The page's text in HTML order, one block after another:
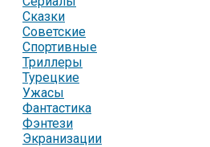
Сказки
Советские
Спортивные
Триллеры
Турецкие
Ужасы
Фантастика
Фэнтези
Экранизации